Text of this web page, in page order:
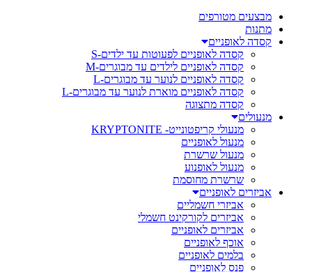
מבצעים מטורפים
מתנות
קסדה לאופניים
קסדה לאופניים לפעוטות עד ילדים-S
קסדה לאופניים לילדים עד מבוגרים-M
קסדה לאופניים לנוער עד מבוגרים-L
קסדה לאופניים מוארת לנוער עד מבוגרים-L
קסדה מתצוגה
מנעולים
מנעולי קריפטונייט- KRYPTONITE
מנעול לאופניים
מנעול שרשרת
מנעול לאופנוע
שרשרת מחוסמת
אביזרים לאופניים
אביזרי חשמליים
אביזרים לקורקינט חשמלי
אביזרים לאופניים
אוכף לאופניים
בלמים לאופניים
פנס לאופניים